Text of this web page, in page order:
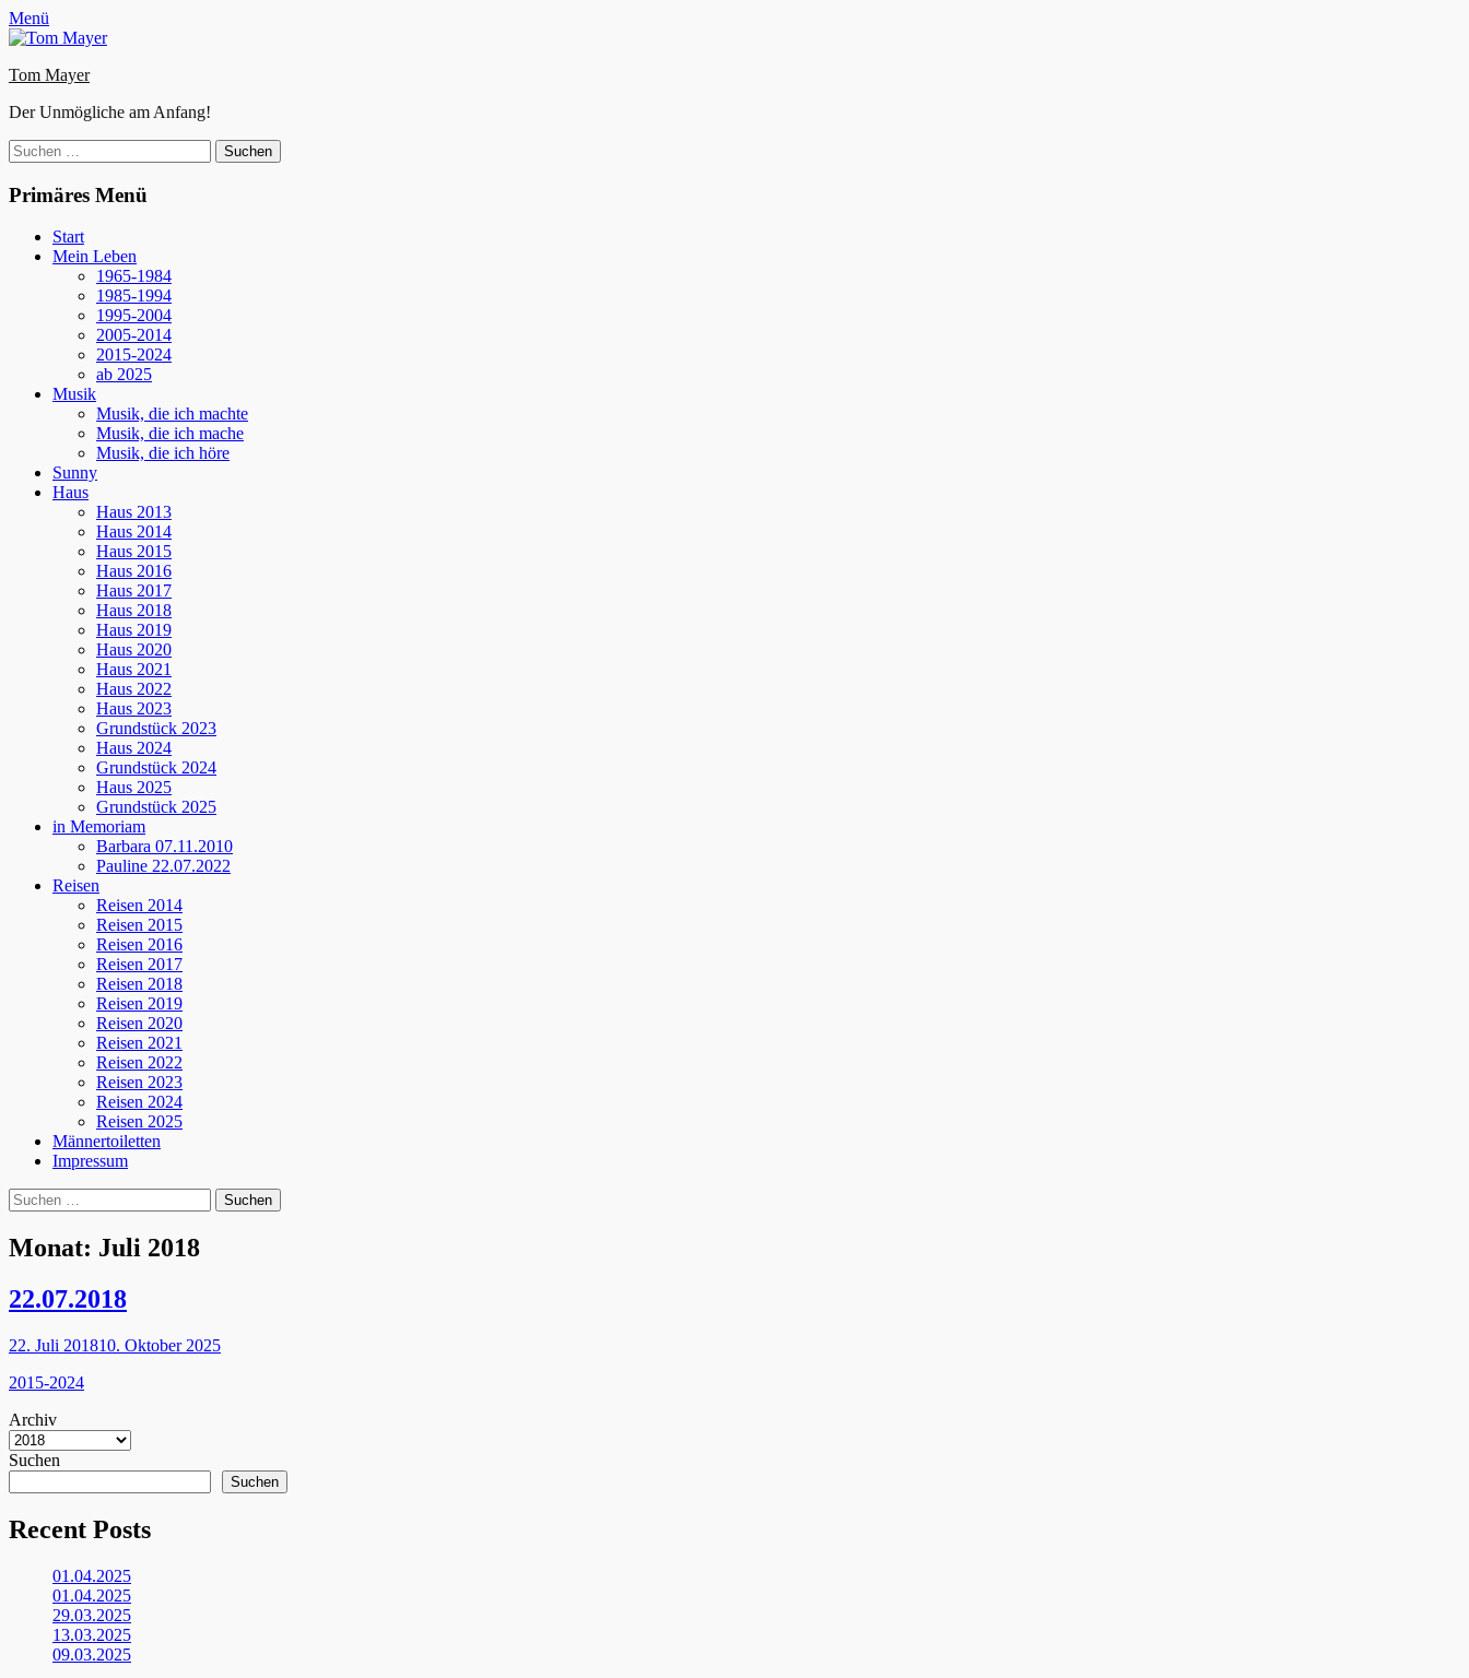
Zum
Inhalt
Facebook
E-
Mail
Instagram
Website
Menü
Tom Mayer
Der Unmögliche am Anfang!
Suche
nach:
Primäres Menü
Start
Mein Leben
1965-1984
1985-1994
1995-2004
2005-2014
2015-2024
ab 2025
Musik
Musik, die ich machte
Musik, die ich mache
Musik, die ich höre
Sunny
Haus
Haus 2013
Haus 2014
Haus 2015
Haus 2016
Haus 2017
Haus 2018
Haus 2019
Haus 2020
Haus 2021
Haus 2022
Haus 2023
Grundstück 2023
Haus 2024
Grundstück 2024
Haus 2025
Grundstück 2025
in Memoriam
Barbara 07.11.2010
Pauline 22.07.2022
Reisen
Reisen 2014
Reisen 2015
Reisen 2016
Reisen 2017
Reisen 2018
Reisen 2019
Reisen 2020
Reisen 2021
Reisen 2022
Reisen 2023
Reisen 2024
Reisen 2025
Männertoiletten
Impressum
Suchen
Suche
nach:
Monat: Juli 2018
22.07.2018
Posted
22. Juli 201810. Oktober 2025
Kategorien
2015-2024
Archiv
Suchen
Suchen
Recent Posts
01.04.2025
01.04.2025
29.03.2025
13.03.2025
09.03.2025